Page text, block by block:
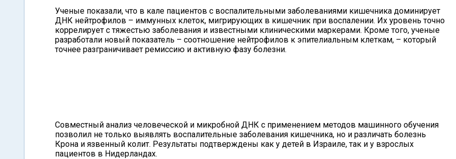
Ученые показали, что в кале пациентов с воспалительными заболеваниями кишечника доминирует
ДНК нейтрофилов – иммунных клеток, мигрирующих в кишечник при воспалении. Их уровень точно
коррелирует с тяжестью заболевания и известными клиническими маркерами. Кроме того, ученые
разработали новый показатель – соотношение нейтрофилов к эпителиальным клеткам, – который
точнее разграничивает ремиссию и активную фазу болезни.
Совместный анализ человеческой и микробной ДНК с применением методов машинного обучения
позволил не только выявлять воспалительные заболевания кишечника, но и различать болезнь
Крона и язвенный колит. Результаты подтверждены как у детей в Израиле, так и у взрослых
пациентов в Нидерландах.